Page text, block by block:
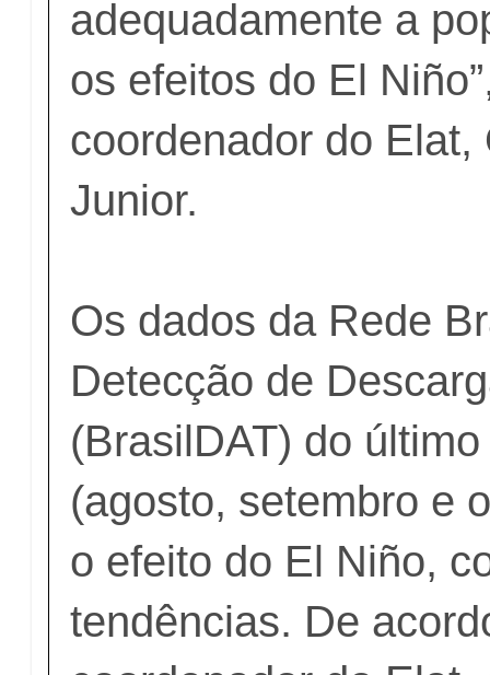
adequadamente a
os efeitos do El
coordenador do Elat,
Junior.
Os dados da Rede
Detecção de
(BrasilDAT) do
(agosto, setembro e
o efeito do El Niño,
tendências. De